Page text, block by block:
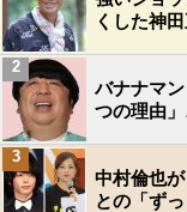
くした神
バナナマ
つの理由
2
中村倫也
との「ず
3